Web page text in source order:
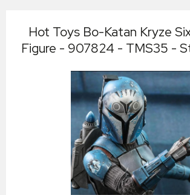
Hot Toys Bo-Katan Kryze
Figure - 907824 - TMS35 -